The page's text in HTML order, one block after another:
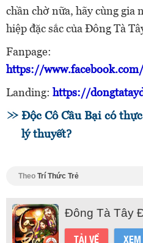
chần chờ nữa, hãy cùng gia
hiệp đặc sắc của Đông Tà
Fanpage:
https://
Landing: https://
Độc Cô Cầu Bại có
lý thuyết?
Theo Trí Thức Trẻ
Đông Tà Tây
TẢI VỀ